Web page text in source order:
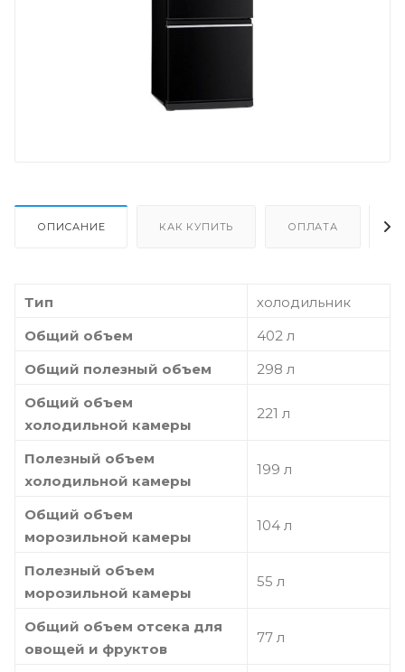
ОПИСАНИЕ КАК КУПИТЬ ОПЛАТА
Тип
холодильник
Общий объем
402 л
Общий полезный объем
298 л
Общий объем
холодильной камеры
221 л
Полезный объем
холодильной камеры
199 л
Общий объем
морозильной камеры
104 л
Полезный объем
морозильной камеры
55 л
Общий объем отсека для
овощей и фруктов
77 л